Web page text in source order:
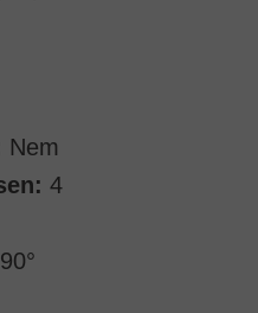
Nem
4
90°